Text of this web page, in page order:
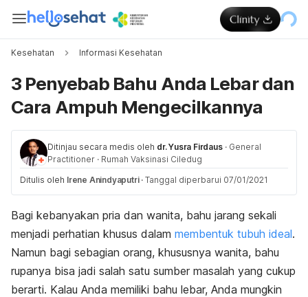
Kesehatan Informasi Kesehatan
3 Penyebab Bahu Anda Lebar dan
Cara Ampuh Mengecilkannya
Ditinjau secara medis oleh dr. Yusra Firdaus · General
Practitioner · Rumah Vaksinasi Ciledug
Ditulis oleh Irene Anindyaputri · Tanggal diperbarui 07/01/2021
Bagi kebanyakan pria dan wanita, bahu jarang sekali
menjadi perhatian khusus dalam membentuk tubuh ideal.
Namun bagi sebagian orang, khususnya wanita, bahu
rupanya bisa jadi salah satu sumber masalah yang cukup
berarti. Kalau Anda memiliki bahu lebar, Anda mungkin